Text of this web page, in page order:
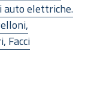
auto elettriche.
Facci